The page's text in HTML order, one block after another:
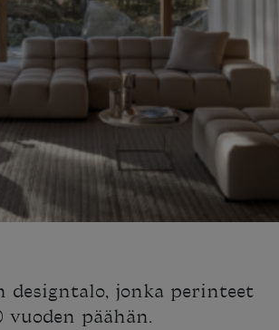
designtalo, jonka perinteet
päähän.